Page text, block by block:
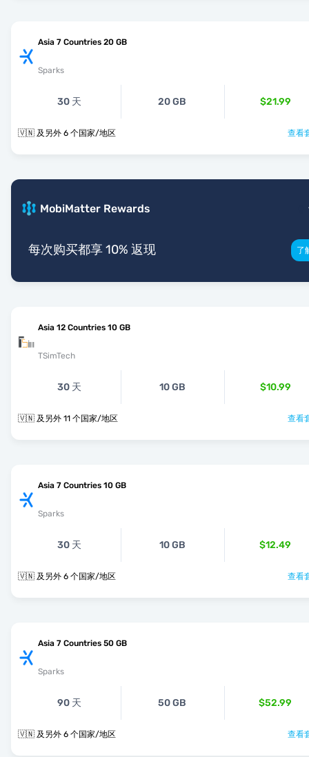
Asia 7 Countries 20 GB
Sparks
30 天 20 GB $21.99
🇻🇳 及另外 6 个国家/地区 查看
MobiMatter Rewards
每次购买都享 10% 返现 了
Asia 12 Countries 10 GB
TSimTech
30 天 10 GB $10.99
🇻🇳 及另外 11 个国家/地区 查看
Asia 7 Countries 10 GB
Sparks
30 天 10 GB $12.49
🇻🇳 及另外 6 个国家/地区 查看
Asia 7 Countries 50 GB
Sparks
90 天 50 GB $52.99
🇻🇳 及另外 6 个国家/地区 查看